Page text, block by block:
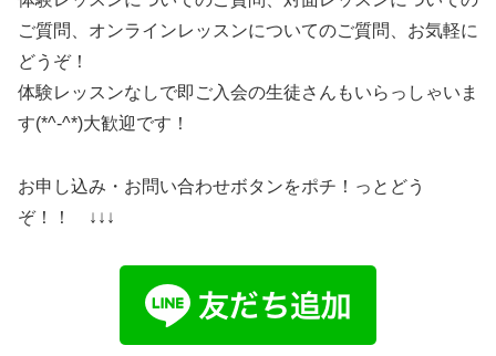
ご質問、オンラインレッスンについてのご質問、お気軽に
どうぞ！
体験レッスンなしで即ご入会の生徒さんもいらっしゃいま
す(*^-^*)大歓迎です！
お申し込み・お問い合わせボタンをポチ！っとどう
ぞ！！ ↓↓↓